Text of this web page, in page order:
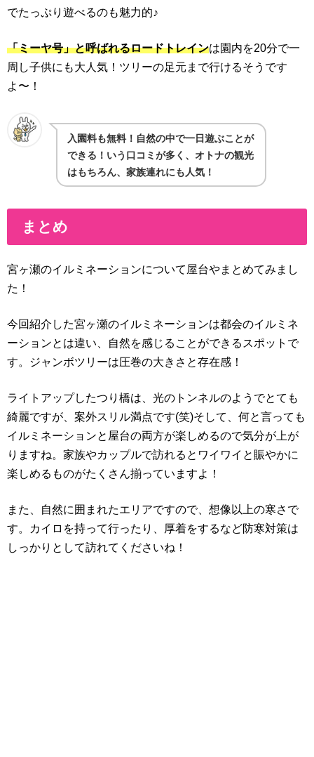
でたっぷり遊べるのも魅力的♪
「ミーヤ号」と呼ばれるロードトレインは園内を20分で一
周し子供にも大人気！ツリーの足元まで行けるそうです
よ〜！
入園料も無料！自然の中で一日遊ぶことが
できる！いう口コミが多く、オトナの観光
はもちろん、家族連れにも人気！
まとめ
宮ヶ瀬のイルミネーションについて屋台やまとめてみまし
た！
今回紹介した宮ヶ瀬のイルミネーションは都会のイルミネ
ーションとは違い、自然を感じることができるスポットで
す。ジャンボツリーは圧巻の大きさと存在感！
ライトアップしたつり橋は、光のトンネルのようでとても
綺麗ですが、案外スリル満点です(笑)そして、何と言っても
イルミネーションと屋台の両方が楽しめるので気分が上が
りますね。家族やカップルで訪れるとワイワイと賑やかに
楽しめるものがたくさん揃っていますよ！
また、自然に囲まれたエリアですので、想像以上の寒さで
す。カイロを持って行ったり、厚着をするなど防寒対策は
しっかりとして訪れてくださいね！